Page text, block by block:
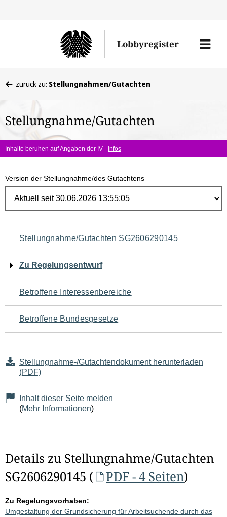
Lobbyregister
Menü
befinden
hier:
zurück zu: Stellungnahmen/Gutachten
Stellungnahme/Gutachten
Inhalte beruhen auf Angaben der IV - Infos
Version der Stellungnahme/des Gutachtens
Navigation
für
den
Seiteninhalt
Stellungnahme/Gutachten SG2606290145
Zu Regelungsentwurf
Betroffene Interessenbereiche
Betroffene Bundesgesetze
Stellungnahme-/Gutachtendokument herunterladen
(PDF)
Inhalt dieser Seite melden
(Mehr Informationen)
Details zu Stellungnahme/Gutachten
SG2606290145 (
PDF - 4 Seiten)
Zu Regelungsvorhaben:
Umgestaltung der Grundsicherung für Arbeitsuchende durch das